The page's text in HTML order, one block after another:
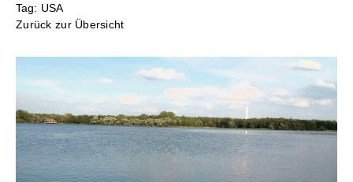
Tag: USA
Zurück zur Übersicht